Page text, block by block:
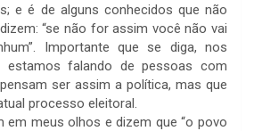
e é de alguns conhecidos que não
“se não for assim você não vai
Importante que se diga, nos
falando de pessoas com
ser assim a política, mas que
processo eleitoral.
em meus olhos e dizem que “o povo